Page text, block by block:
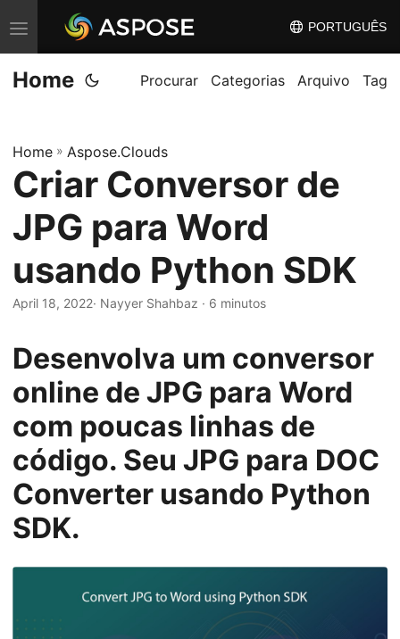
A
l
t
n
a
n
v
e
a
ã
o
PORTUGUÊS
Home Procurar Categorias Arquivo Tag
Home » Aspose.Clouds
Criar Conversor de
JPG para Word
usando Python SDK
April 18, 2022· Nayyer Shahbaz · 6 minutos
Desenvolva um conversor
online de JPG para Word
com poucas linhas de
código. Seu JPG para DOC
Converter usando Python
SDK.